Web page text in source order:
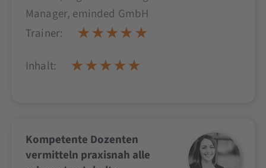
Manager, eminded GmbH
Trainer:
Inhalt:
Kompetente Dozenten
vermitteln praxisnah alle